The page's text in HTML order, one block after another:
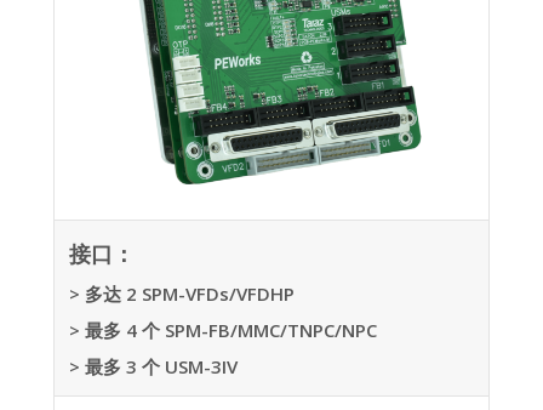
接口：
> 多达 2 SPM-VFDs/VFDHP
> 最多 4 个 SPM-FB/MMC/TNPC/NPC
> 最多 3 个 USM-3IV